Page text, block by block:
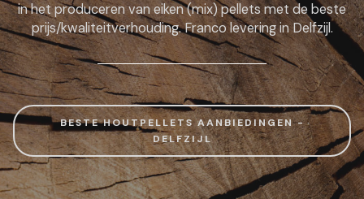
in het produceren van eiken (mix) pellets met de beste
prijs/kwaliteitverhouding. Franco levering in Delfzijl.
BESTE HOUTPELLETS AANBIEDINGEN -
DELFZIJL